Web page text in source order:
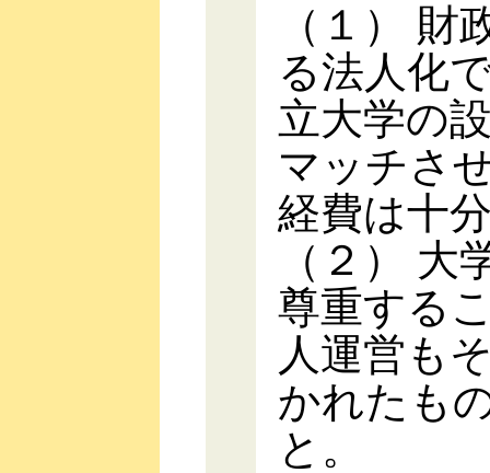
（１）
る法人化
立大学の
マッチさ
経費は十
（２）
尊重する
人運営も
かれたも
と。